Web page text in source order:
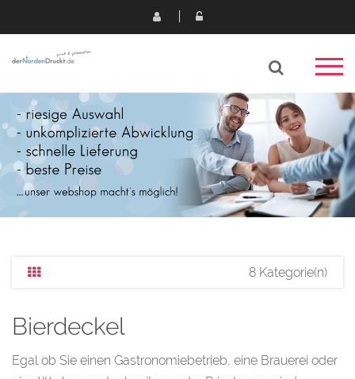
8 Kategorie(n)
Bierdeckel
Egal ob Sie einen Gastronomiebetrieb, eine Brauerei oder